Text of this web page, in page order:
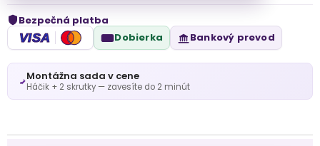
Bezpečná platba
VISA Dobierka Bankový prevod
Montážna sada v cene
Háčik + 2 skrutky — zavesíte do 2 minút